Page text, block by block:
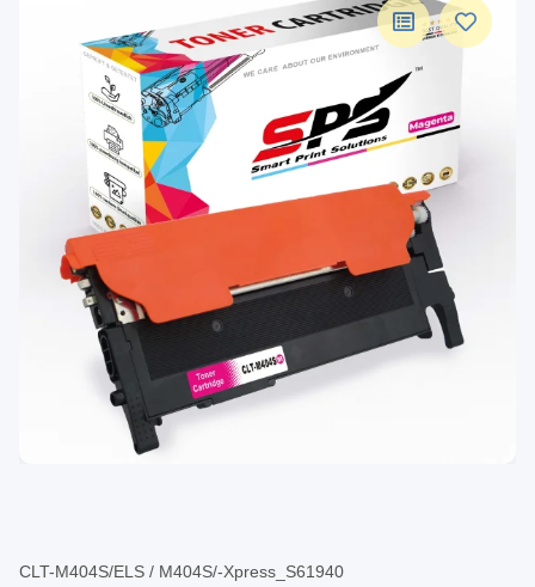
CLT-M404S/ELS / M404S/-Xpress_S61940